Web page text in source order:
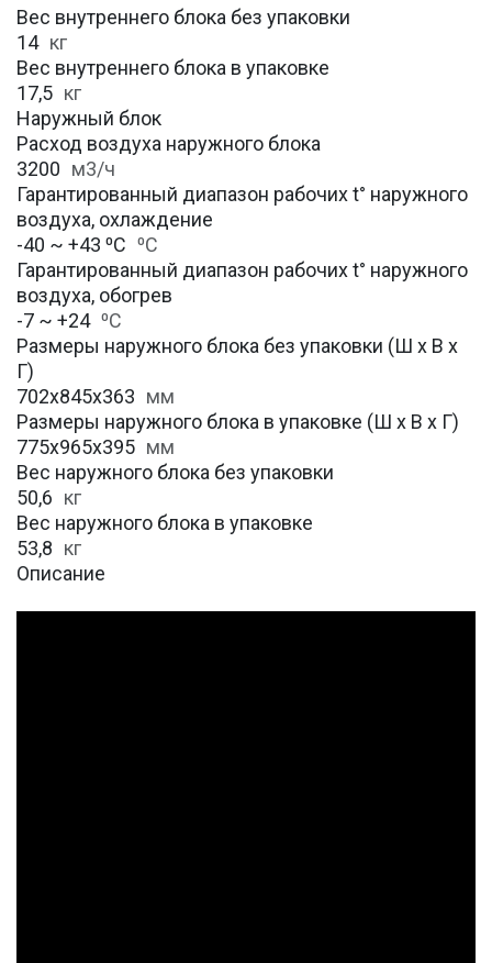
Вес внутреннего блока без упаковки
14 кг
Вес внутреннего блока в упаковке
17,5 кг
Наружный блок
Расход воздуха наружного блока
3200 м3/ч
Гарантированный диапазон рабочих t° наружного
воздуха, охлаждение
-40 ~ +43 ⁰С ⁰С
Гарантированный диапазон рабочих t° наружного
воздуха, обогрев
-7 ~ +24 ⁰С
Размеры наружного блока без упаковки (Ш х В х
Г)
702х845х363 мм
Размеры наружного блока в упаковке (Ш х В х Г)
775х965х395 мм
Вес наружного блока без упаковки
50,6 кг
Вес наружного блока в упаковке
53,8 кг
Описание